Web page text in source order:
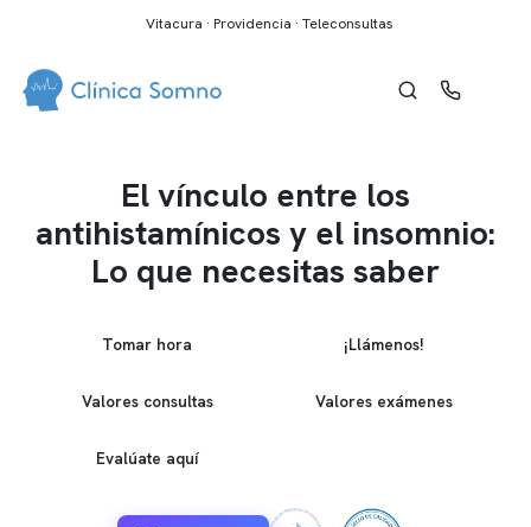
Vitacura · Providencia · Teleconsultas
El vínculo entre los
antihistamínicos y el insomnio:
Lo que necesitas saber
Tomar hora ¡Llámenos!
Valores consultas Valores exámenes
Evalúate aquí